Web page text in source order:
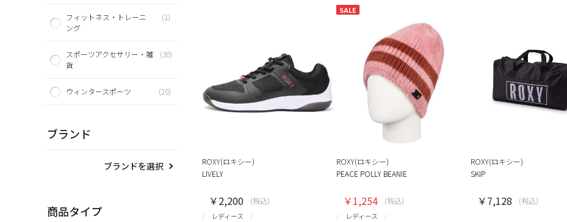
フィットネス・トレーニ
ング
(1)
スポーツアクセサリー・雑
貨
(30)
ウィンタースポーツ (20)
ブランド
ブランドを選択
商品タイプ
ROXY(ロキシー)
LIVELY
レディース
￥2,200 (税込)
SALE
ROXY(ロキシー)
PEACE POLLY BEANIE
レディース
￥1,254 (税込)
ROXY(ロキシー)
SKIP
￥7,128 (税込)